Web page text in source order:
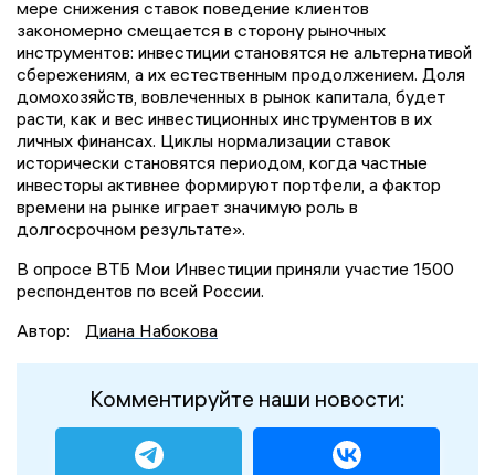
мере снижения ставок поведение клиентов
закономерно смещается в сторону рыночных
инструментов: инвестиции становятся не альтернативой
сбережениям, а их естественным продолжением. Доля
домохозяйств, вовлеченных в рынок капитала, будет
расти, как и вес инвестиционных инструментов в их
личных финансах. Циклы нормализации ставок
исторически становятся периодом, когда частные
инвесторы активнее формируют портфели, а фактор
времени на рынке играет значимую роль в
долгосрочном результате».
В опросе ВТБ Мои Инвестиции приняли участие 1500
респондентов по всей России.
Автор:
Диана Набокова
Комментируйте наши новости: